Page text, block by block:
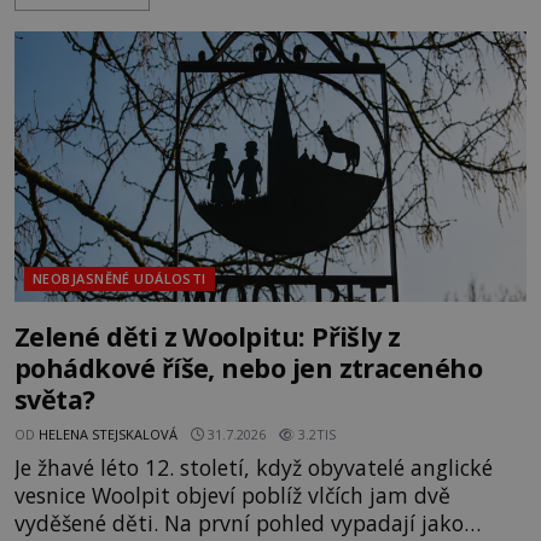
jistotou neví, kdo jej napsal, kdy vznikl ani co
vlastně vypráví. Rohoncský kodex se poprvé
objevuje v roce
NEOBJASNĚNÉ UDÁLOSTI
Zelené děti z Woolpitu: Přišly z
pohádkové říše, nebo jen ztraceného
světa?
OD HELENA STEJSKALOVÁ 31.7.2026 3.2TIS
Je žhavé léto 12. století, když obyvatelé anglické
vesnice Woolpit objeví poblíž vlčích jam dvě
vyděšené děti. Na první pohled vypadají jako